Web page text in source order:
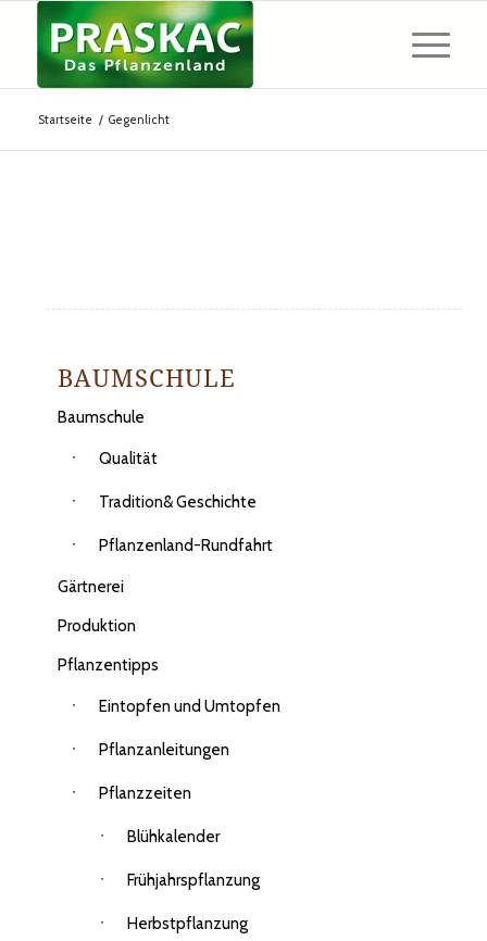
Startseite / Gegenlicht
BAUMSCHULE
Baumschule
Qualität
Tradition& Geschichte
Pflanzenland-Rundfahrt
Gärtnerei
Produktion
Pflanzentipps
Eintopfen und Umtopfen
Pflanzanleitungen
Pflanzzeiten
Blühkalender
Frühjahrspflanzung
Herbstpflanzung